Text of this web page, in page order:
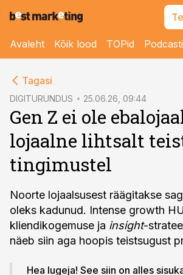
Avaleht Kõik lood TOPid
Tagasi
DIGITURUNDUS 25.06.26, 09:44
Gen Z ei ole
lojaalne lihtsalt
tingimustel
Noorte lojaalsusest räägitakse
oleks kadunud. Intense growth
kliendikogemuse ja insight-
näeb siin aga hoopis teistsugust
Hea lugeja! See siin on alles